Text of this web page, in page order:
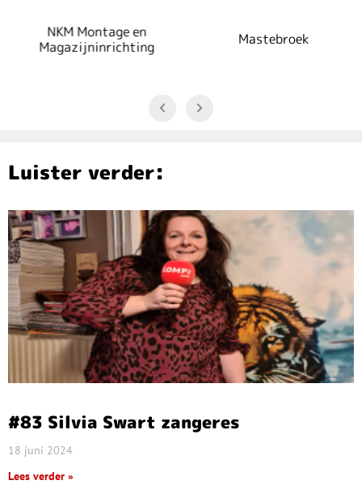
NKM Montage en
Magazijninrichting
Mastebroek
Luister verder:
#83 Silvia Swart zangeres
18 juni 2024
Lees verder »